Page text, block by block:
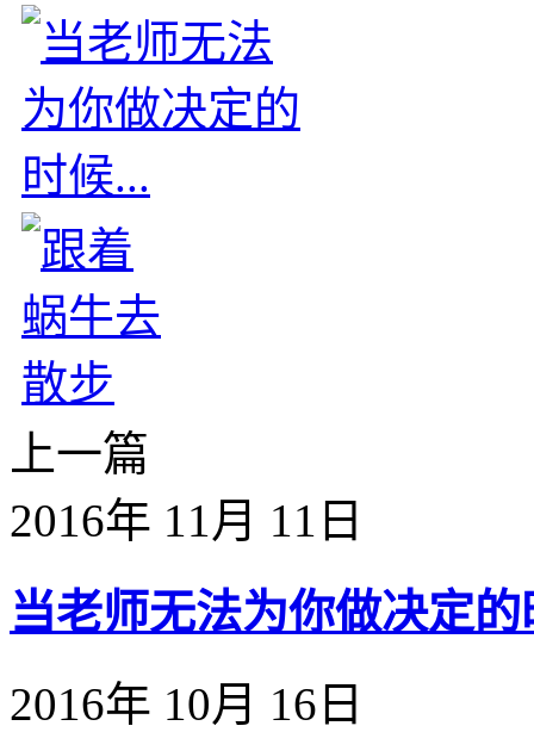
上一篇
2016年 11月 11日
当老师无法为你做决定的
2016年 10月 16日